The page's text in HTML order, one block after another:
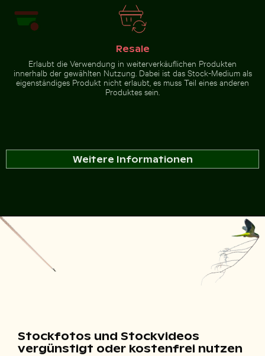
Resale
Erlaubt die Verwendung in weiterverkäuflichen Produkten
innerhalb der gewählten Nutzung. Dabei ist das Stock-Medium als
eigenständiges Produkt nicht erlaubt, es muss Teil eines anderen
Produktes sein.
Weitere Informationen
Stockfotos und Stockvideos
vergünstigt oder kostenfrei nutzen